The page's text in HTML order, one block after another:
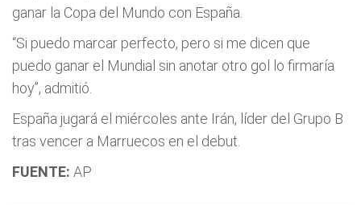
ganar la Copa del Mundo con España.
“Si puedo marcar perfecto, pero si me dicen que
puedo ganar el Mundial sin anotar otro gol lo firmaría
hoy”, admitió.
España jugará el miércoles ante Irán, líder del Grupo B
tras vencer a Marruecos en el debut.
FUENTE: AP